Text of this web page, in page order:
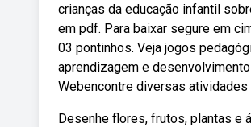
crianças da educação infantil
em pdf. Para baixar segure em
03 pontinhos. Veja jogos
aprendizagem e
Webencontre diversas
Desenhe flores, frutos, plantas e